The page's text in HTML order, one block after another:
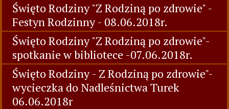
Święto Rodziny "Z Rodziną po zdrowie" -
Festyn Rodzinny - 08.06.2018r.
Święto Rodziny "Z Rodziną po zdrowie"-
spotkanie w bibliotece -07.06.2018r.
Święto Rodziny - Z Rodziną po zdrowie"-
wycieczka do Nadleśnictwa Turek
06.06.2018r